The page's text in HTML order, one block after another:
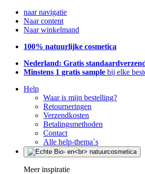
naar navigatie
Naar content
Naar winkelmand
100% natuurlijke cosmetica
Nederland: Gratis
Minstens 1 gratis sample bij elke
Help
Waar is mijn bestelling?
Retourneringen
Verzendkosten
Betalingsmethoden
Contact
Alle help-thema`s
Meer inspiratie